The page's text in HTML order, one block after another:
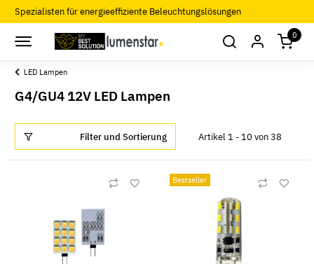
Spezialisten für energieeffiziente Beleuchtungslösungen
0
LED Lampen
G4/GU4 12V LED Lampen
Filter und Sortierung Artikel 1 - 10 von 38
Bestseller